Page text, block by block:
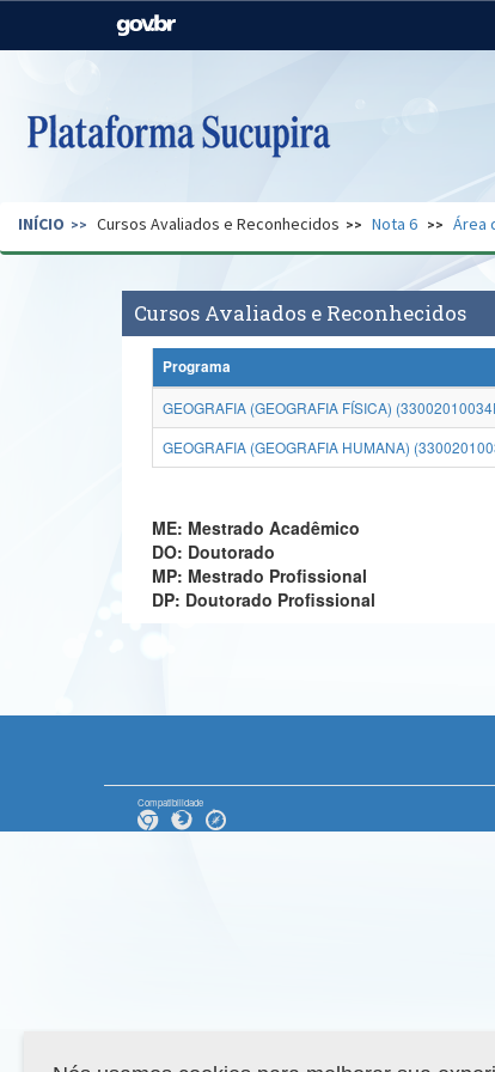
Casa Civil
Pecuária e Abastecimento
Secretaria de Governo Gabinete de
INÍCIO Cursos Avaliados e Reconhecidos Nota 6 Área
Cursos Avaliados e Reconhecidos
Programa
GEOGRAFIA (GEOGRAFIA FÍSICA)
GEOGRAFIA (GEOGRAFIA HUMANA)
ME: Mestrado Acadêmico
DO: Doutorado
MP: Mestrado Profissional
DP: Doutorado Profissional
Compatibilidade